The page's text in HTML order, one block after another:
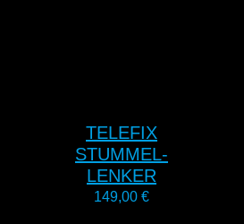
TELEFIX
STUMMEL-
LENKER
149,00 €